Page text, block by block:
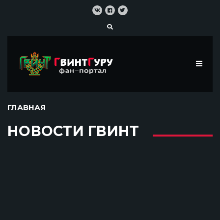
ГЛАВНАЯ
НОВОСТИ ГВИНТ